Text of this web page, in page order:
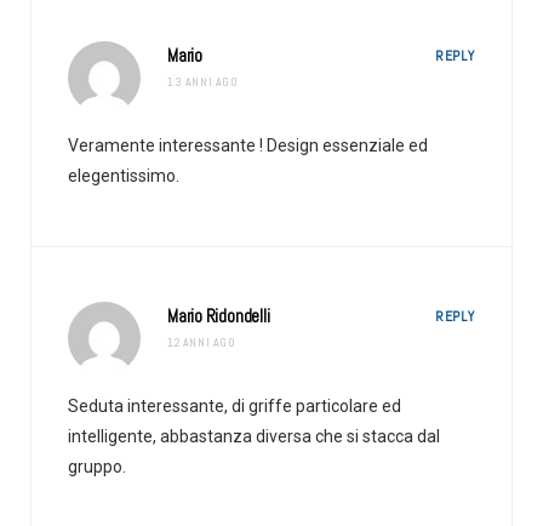
Mario
13 ANNI AGO
REPLY
Veramente interessante ! Design essenziale ed
elegentissimo.
Mario Ridondelli
12 ANNI AGO
REPLY
Seduta interessante, di griffe particolare ed
intelligente, abbastanza diversa che si stacca dal
gruppo.